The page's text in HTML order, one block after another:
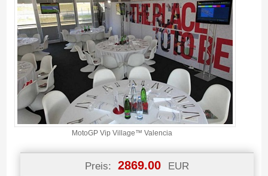
MotoGP Vip Village™ Valencia
Preis: 2869.00 EUR